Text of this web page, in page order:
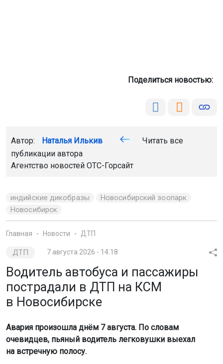
Читать все
индийские дикобразы
Новосибирский зоопарк
Главная Новости ДТП
Водитель автобуса и пассажиры
пострадали в ДТП на КСМ
в Новосибирске
Авария произошла днём 7 августа. По словам
очевидцев, пьяный водитель легковушки выехал